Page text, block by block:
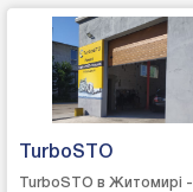
TurboSTO
TurboSTO в Житомирі -